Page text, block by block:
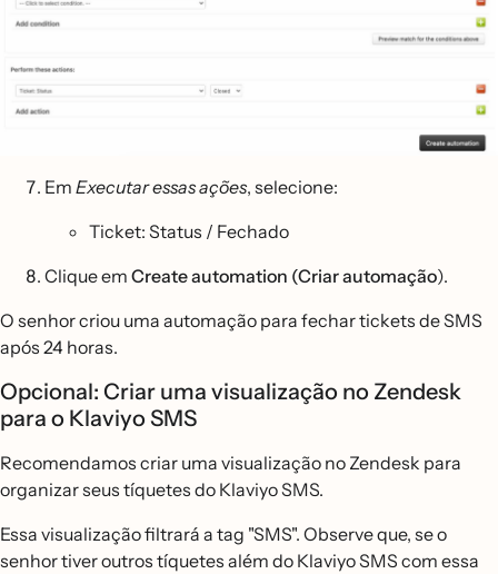
Em Executar essas ações, selecione:
Ticket: Status / Fechado
Clique em Create automation (Criar automação).
O senhor criou uma automação para fechar tickets de SMS
após 24 horas.
Opcional: Criar uma visualização no Zendesk
para o Klaviyo SMS
Recomendamos criar uma visualização no Zendesk para
organizar seus tíquetes do Klaviyo SMS.
Essa visualização filtrará a tag "SMS". Observe que, se o
senhor tiver outros tíquetes além do Klaviyo SMS com essa